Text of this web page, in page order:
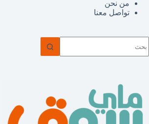
من نحن
تواصل معنا
توجد